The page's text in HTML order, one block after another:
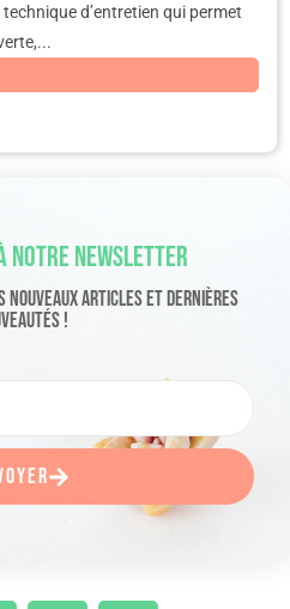
d’entretien qui permet
Notre Newsletter
Nouveaux Articles Et Dernières
!